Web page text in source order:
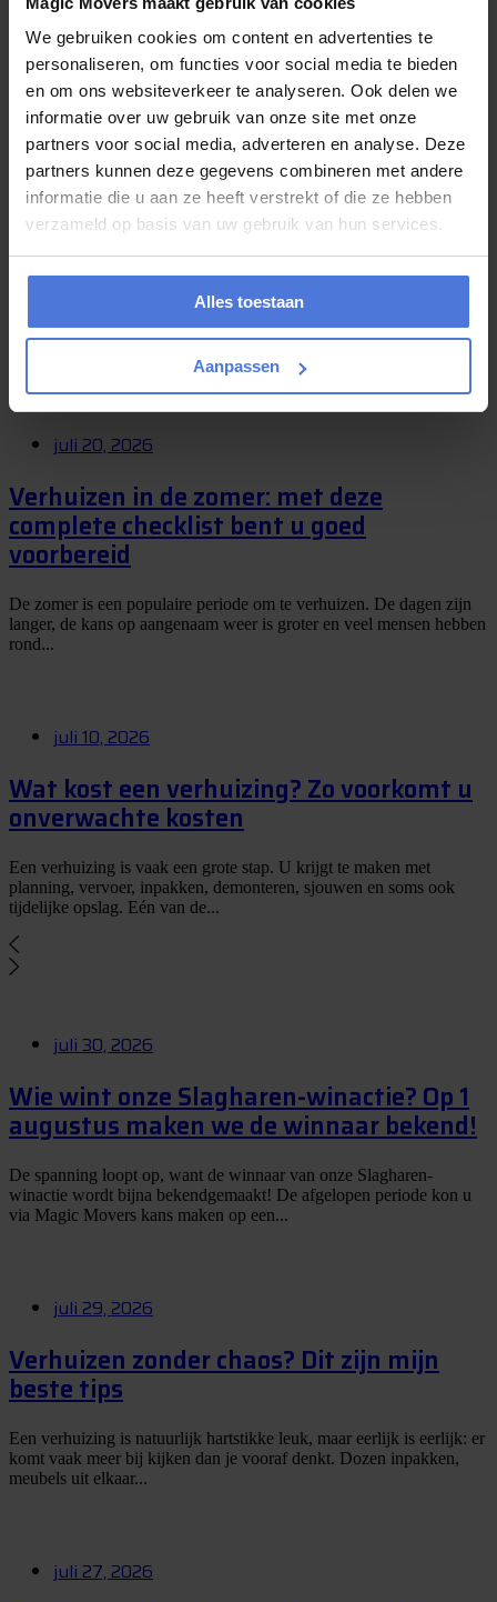
We gebruiken cookies om content en advertenties te
personaliseren, om functies voor social media te bieden
en om ons websiteverkeer te analyseren. Ook delen we
informatie over uw gebruik van onze site met onze
partners voor social media, adverteren en analyse. Deze
partners kunnen deze gegevens combineren met andere
informatie die u aan ze heeft verstrekt of die ze hebben
verzameld op basis van uw gebruik van hun services.
Alles toestaan
Aanpassen
Verhuizen is vaak een bijzonder moment. U krijgt de sleutel van een
nieuwe woning, begint aan een nieuwe periode of verhuist naar een
plek waar...
juli 24, 2026
Gaat u deze zomer verhuizen? Kies dan
voor Magic Movers!
Heeft u deze zomer een verhuizing op de planning staan maar weet
u niet waar u moet beginnen? Wij van Magic Movers kunnen u
juli 20, 2026
Verhuizen in de zomer: met deze
complete checklist bent u goed
voorbereid
De zomer is een populaire periode om te verhuizen. De dagen zijn
langer, de kans op aangenaam weer is groter en veel mensen hebben
rond...
juli 10, 2026
Wat kost een verhuizing? Zo voorkomt u
onverwachte kosten
Een verhuizing is vaak een grote stap. U krijgt te maken met
planning, vervoer, inpakken, demonteren, sjouwen en soms ook
tijdelijke opslag. Eén van de...
juli 30, 2026
Wie wint onze Slagharen-winactie? Op 1
augustus maken we de winnaar bekend!
De spanning loopt op, want de winnaar van onze Slagharen-
winactie wordt bijna bekendgemaakt! De afgelopen periode kon u
via Magic Movers kans maken op een...
juli 29, 2026
Verhuizen zonder chaos? Dit zijn mijn
beste tips
Een verhuizing is natuurlijk hartstikke leuk, maar eerlijk is eerlijk: er
komt vaak meer bij kijken dan je vooraf denkt. Dozen inpakken,
meubels uit elkaar...
juli 27, 2026